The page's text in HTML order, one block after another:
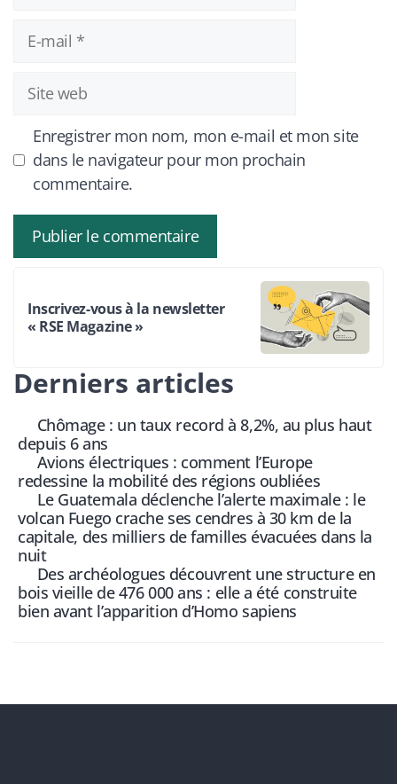
mail
Site
web
Enregistrer mon nom, mon e-mail et mon site
dans le navigateur pour mon prochain
commentaire.
Inscrivez-vous à la newsletter
« RSE Magazine »
Derniers articles
Chômage : un taux record à 8,2%, au plus haut
depuis 6 ans
Avions électriques : comment l’Europe
redessine la mobilité des régions oubliées
Le Guatemala déclenche l’alerte maximale : le
volcan Fuego crache ses cendres à 30 km de la
capitale, des milliers de familles évacuées dans la
nuit
Des archéologues découvrent une structure en
bois vieille de 476 000 ans : elle a été construite
bien avant l’apparition d’Homo sapiens